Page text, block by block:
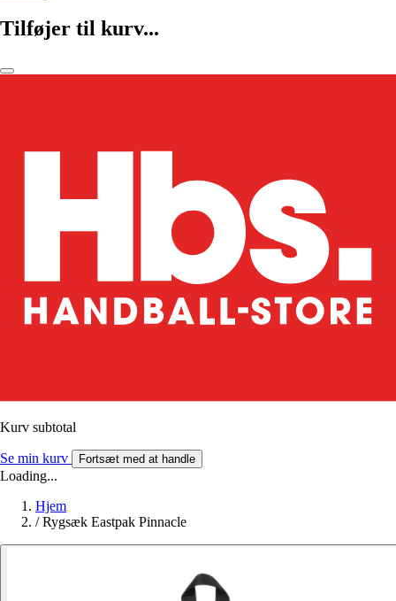
Tilføjer til kurv...
Kurv subtotal
Se min kurv Fortsæt med at handle
Loading...
Hjem
/ Rygsæk Eastpak Pinnacle